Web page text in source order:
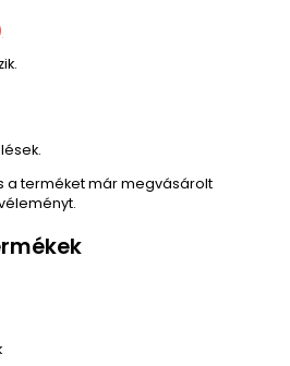
a terméket már megvásárolt